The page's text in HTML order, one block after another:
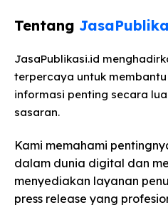
Tentang
JasaPublikasi.id
terpercaya untuk
informasi penting secara
sasaran.
Kami memahami
dalam dunia digital dan
menyediakan layanan
press release yang